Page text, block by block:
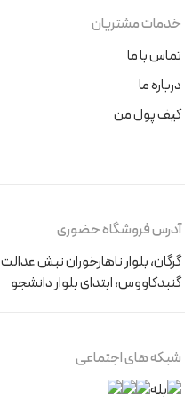
خدمات مشتریان
تماس با ما
درباره ما
کیف پول من
آدرس فروشگاه حضوری
گرگان، بلوار ناهارخوران نبش عدالت 68
گنبدکاووس، ابتدای بلوار دانشجو
شبکه های اجتماعی